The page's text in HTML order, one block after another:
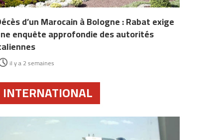
d’un Marocain à Bologne : Rabat exige
enquête approfondie des autorités
il y a 2 semaines
INTERNATIONAL